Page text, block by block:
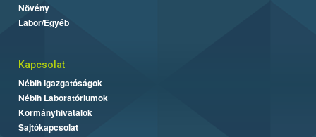
Növény
Labor/Egyéb
Kapcsolat
Nébih Igazgatóságok
Nébih Laboratóriumok
Kormányhivatalok
Sajtókapcsolat